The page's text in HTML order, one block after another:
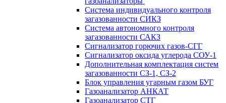
Система индивидуального контроля
загазованности СИКЗ
Система автономного контроля
загазованности САКЗ
Сигнализатор горючих газов-СГГ
Сигнализатор оксида углерода СОУ-1
Дополнительная комплектация систем
загазованности СЗ-1, СЗ-2
Блок управления угарным газом БУГ
Газоанализатор АНКАТ
Газоанализатор СТГ